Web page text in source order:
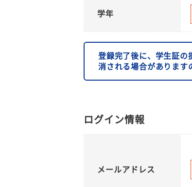
学年
登録完了後に、学生証の
消される場合があります
ログイン情報
メールアドレス